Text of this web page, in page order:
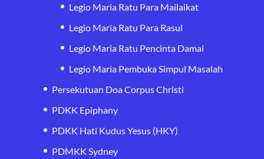
Legio Maria Ratu Para Mailaikat
Legio Maria Ratu Para Rasul
Legio Maria Ratu Pencinta Damai
Legio Maria Pembuka Simpul Masalah
Persekutuan Doa Corpus Christi
PDKK Epiphany
PDKK Hati Kudus Yesus (HKY)
PDMKK Sydney